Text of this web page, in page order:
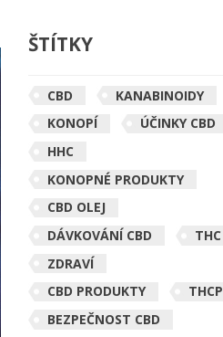
ŠTÍTKY
CBD
KANABINOIDY
KONOPÍ
ÚČINKY CBD
HHC
KONOPNÉ PRODUKTY
CBD OLEJ
DÁVKOVÁNÍ CBD
THC
ZDRAVÍ
CBD PRODUKTY
THCP
BEZPEČNOST CBD